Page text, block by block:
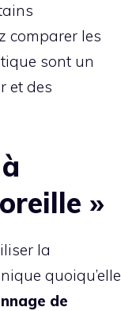
comparer les
sont un
et des
»
la
quoiqu’elle
de